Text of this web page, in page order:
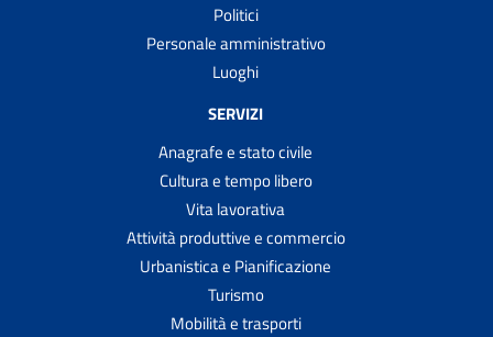
Politici
Personale amministrativo
Luoghi
SERVIZI
Anagrafe e stato civile
Cultura e tempo libero
Vita lavorativa
Attività produttive e commercio
Urbanistica e Pianificazione
Turismo
Mobilità e trasporti